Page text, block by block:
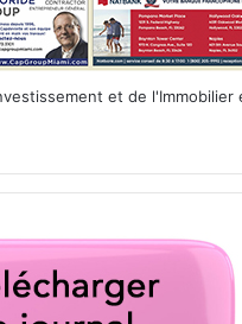
et de l'Immobilier